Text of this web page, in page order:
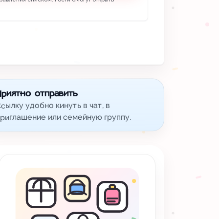
отправить
удобно кинуть в чат, в
или семейную группу.